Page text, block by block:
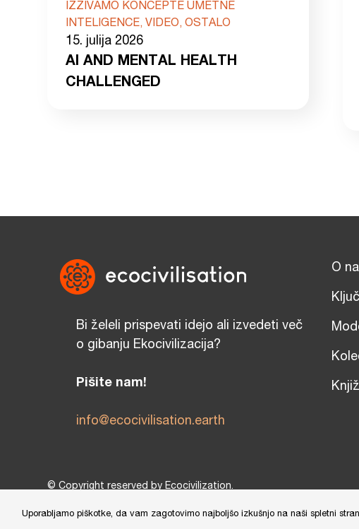
IZZIVAMO KONCEPTE UMETNE
INTELIGENCE, VIDEO, OSTALO
15. julija 2026
AI AND MENTAL HEALTH
CHALLENGED
Bi želeli prispevati idejo ali izvedeti več
o gibanju Ekocivilizacija?
Pišite nam!
info@ecocivilisation.earth
O
© Copyright reserved by Ecocivilization.
This site is protected by reCAPTCHA and the GooglePrivacy Policy andTerms
Uporabljamo piškotke, da vam zagotovimo najboljšo izkušnjo na naši spletni